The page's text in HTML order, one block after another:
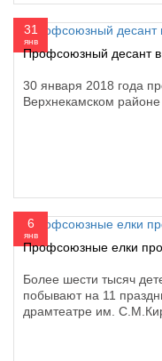
31
янв
Профсоюзный десант
30 января 2018 года
Верхнекамском районе
6
янв
Профсоюзные елки
Более шести тысяч
побывают на 11
драмтеатре им.